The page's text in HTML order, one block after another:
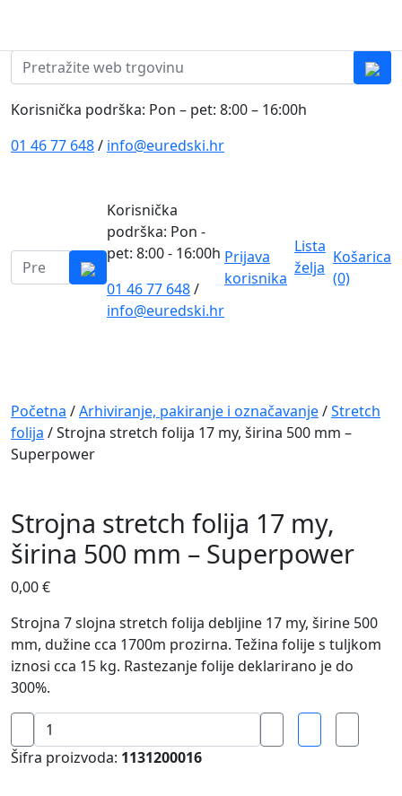
Pretraži:
Korisnička podrška: Pon – pet: 8:00 – 16:00h
01 46 77 648/ info@euredski.hr
Pretraži:
Korisnička
podrška: Pon -
pet: 8:00 - 16:00h
01 46 77 648/
info@euredski.hr
Prijava
korisnika
Lista
želja
Košarica
(0)
Navigation
Početna /Arhiviranje, pakiranje i označavanje/Stretch
folija / Strojna stretch folija 17 my, širina 500 mm –
Superpower
Strojna stretch folija 17 my,
širina 500 mm – Superpower
0,00€
Strojna 7 slojna stretch folija debljine 17 my, širine 500
mm, dužine cca 1700m prozirna. Težina folije s tuljkom
iznosi cca 15 kg. Rastezanje folije deklarirano je do
300%.
Strojna
stretch
folija
Šifra proizvoda: 1131200016